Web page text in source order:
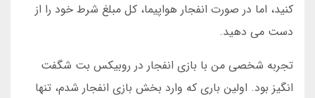
کنید، اما در صورت انفجار هواپیما، کل مبلغ شرط خود را از
دست می دهید.
تجربه شخصی من با بازی انفجار در روبیکس بت شگفت
انگیز بود. اولین باری که وارد بخش بازی انفجار شدم، تنها